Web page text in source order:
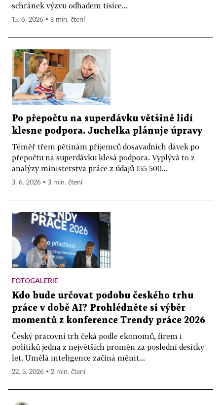
schránek výzvu odhadem tisíce...
15. 6. 2026 ▪ 3 min. čtení
Po přepočtu na superdávku většině lidí
klesne podpora. Juchelka plánuje úpravy
Téměř třem pětinám příjemců dosavadních dávek po
přepočtu na superdávku klesá podpora. Vyplývá to z
analýzy ministerstva práce z údajů 155 500...
3. 6. 2026 ▪ 3 min. čtení
FOTOGALERIE
Kdo bude určovat podobu českého trhu
práce v době AI? Prohlédněte si výběr
momentů z konference Trendy práce 2026
Český pracovní trh čeká podle ekonomů, firem i
politiků jedna z největších proměn za poslední desítky
let. Umělá inteligence začíná měnit...
22. 5. 2026 ▪ 2 min. čtení